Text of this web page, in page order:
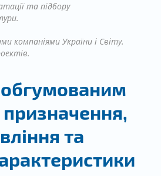
та підбору
компаніями України і Світу.
обгумованим
та